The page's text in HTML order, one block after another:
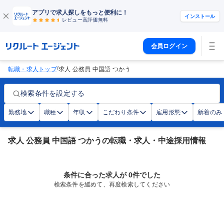
アプリで求人探しをもっと便利に！
レビュー高評価無料
インストール
会員ログイン
転職・求人トップ/求人 公務員 中国語 つかう
検索条件を設定する
勤務地 職種 年収 こだわり条件 雇用形態 新着のみ
求人 公務員 中国語 つかうの転職・求人・中途採用情報
条件に合った求人が 0件でした
検索条件を緩めて、再度検索してください